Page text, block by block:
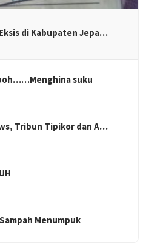
di Kabupaten Jepa…
suku
Tribun Tipikor dan A…
Menumpuk